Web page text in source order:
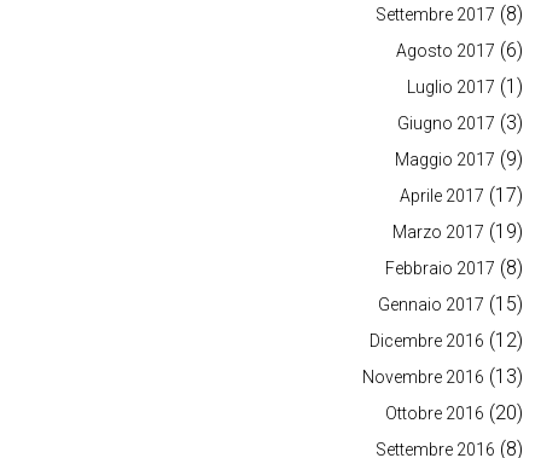
Settembre 2017 (8)
Agosto 2017 (6)
Luglio 2017 (1)
Giugno 2017 (3)
Maggio 2017 (9)
Aprile 2017 (17)
Marzo 2017 (19)
Febbraio 2017 (8)
Gennaio 2017 (15)
Dicembre 2016 (12)
Novembre 2016 (13)
Ottobre 2016 (20)
Settembre 2016 (8)